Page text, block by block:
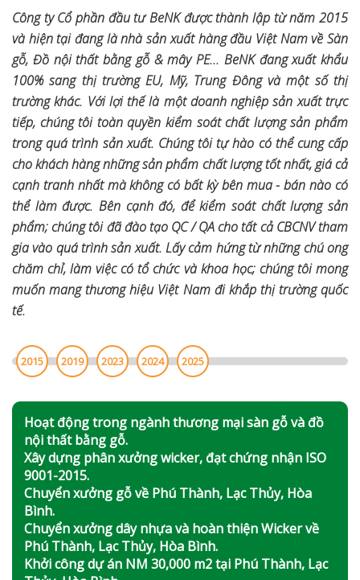
Công ty Cổ phần đầu tư BeNK được thành lập từ năm 2015
và hiện tại đang là nhà sản xuất hàng đầu Việt Nam về Sàn
gỗ, Đồ nội thất bằng gỗ & mây PE... BeNK đang xuất khẩu
100% sang thị trường EU, Mỹ, Trung Đông và một số thị
trường khác. Với lợi thế là một doanh nghiệp sản xuất trực
tiếp, chúng tôi toàn quyền kiểm soát chất lượng sản phẩm
trong quá trình sản xuất. Chúng tôi tự hào có thể cung cấp
cho khách hàng những sản phẩm chất lượng tốt nhất, giá cả
cạnh tranh nhất mà không có bất kỳ bên mua - bán nào có
thể làm được. Bên cạnh đó, để kiểm soát chất lượng sản
phẩm; chúng tôi đã đào tạo QC / QA cho tất cả CBCNV tham
gia vào quá trình sản xuất. Lấy cảm hứng từ những chú ong
chăm chỉ, làm việc có tổ chức và khoa học; chúng tôi mong
muốn mang thương hiệu Việt Nam đi khắp thị trường quốc
tế.
2015 2019 2023 2024 2025
Hoạt động trong ngành thương mại sàn gỗ và đồ
nội thất bằng gỗ.
Xây dựng phân xưởng wicker, đạt chứng nhận ISO
9001-2015.
Chuyển xưởng gỗ về Phú Thành, Lạc Thủy, Hòa
Bình.
Chuyển xưởng dây nhựa và hoàn thiện Wicker về
Phú Thành, Lạc Thủy, Hòa Bình.
Khởi công dự án NM 30,000 m2 tại Phú Thành, Lạc